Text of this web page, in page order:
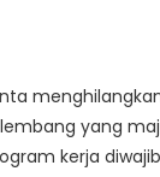
yang
kerja